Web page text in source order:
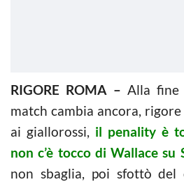
RIGORE ROMA – Alla
match cambia ancora,
ai giallorossi, il penality è
non c’è tocco di Wallace su
non sbaglia, poi sfottò del